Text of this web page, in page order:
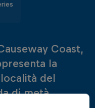
Coast,
la
del
di metà